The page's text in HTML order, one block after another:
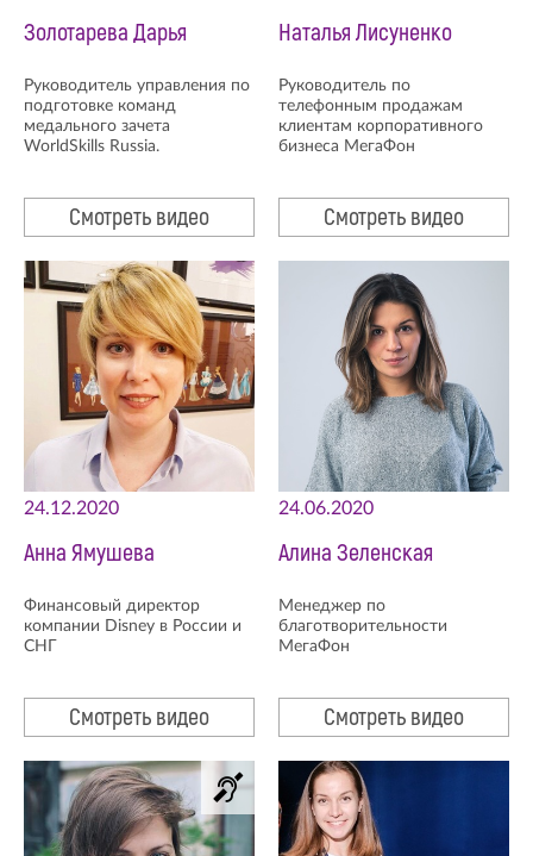
Золотарева Дарья
Руководитель управления по
подготовке команд
медального зачета
WorldSkills Russia.
Смотреть видео
Наталья Лисуненко
Руководитель по
телефонным продажам
клиентам корпоративного
бизнеса МегаФон
Смотреть видео
24.12.2020
Анна Ямушева
Финансовый директор
компании Disney в России и
СНГ
Смотреть видео
24.06.2020
Алина Зеленская
Менеджер по
благотворительности
МегаФон
Смотреть видео